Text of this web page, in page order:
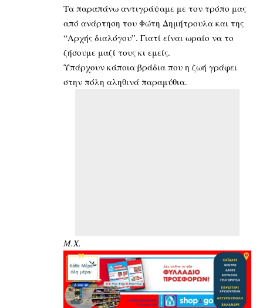
Τα παραπάνω αντιγράψαμε με τον τρόπο μας
από ανάρτηση του Φώτη Δημήτρουλα και της
“Αρχής διαλόγου”. Γιατί είναι ωραίο να το
ζήσουμε μαζί τους κι εμείς.
Υπάρχουν κάποια βράδια που η ζωή γράφει
στην πόλη αληθινά παραμύθια.
Μ.Χ.